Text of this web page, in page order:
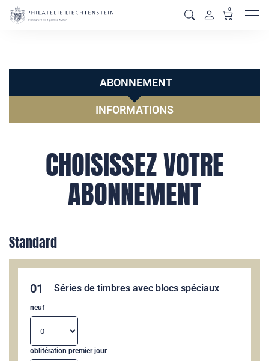
0
ABONNEMENT
INFORMATIONS
CHOISISSEZ VOTRE
ABONNEMENT
Standard
01 Séries de timbres avec blocs spéciaux
neuf
oblitération premier jour